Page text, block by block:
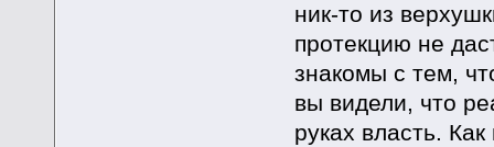
ник-то из
протекцию не
знакомы с тем,
вы видели, что
руках власть.